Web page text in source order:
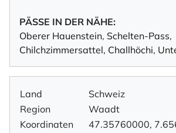
PÄSSE IN DER NÄHE:
Oberer Hauenstein, Schelten-Pass,
Chilchzimmersattel, Challhöchi,
Land
Schweiz
Region
Waadt
Koordinaten
47.35760000,